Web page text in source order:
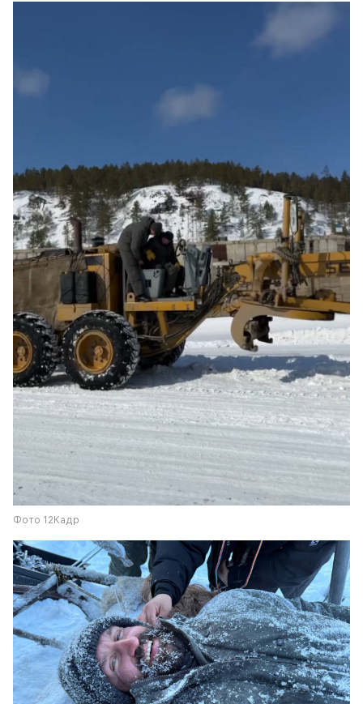
Фото 12Кадр